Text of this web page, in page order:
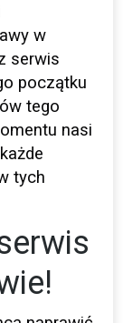
w
serwis
początku
tego
nasi
tych